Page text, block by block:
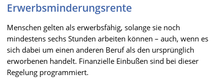
Erwerbsminderungsrente
Menschen gelten als erwerbsfähig, solange sie noch
mindestens sechs Stunden arbeiten können – auch, wenn es
sich dabei um einen anderen Beruf als den ursprünglich
erworbenen handelt. Finanzielle Einbußen sind bei dieser
Regelung programmiert.